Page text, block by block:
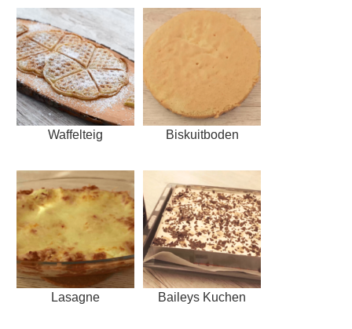
Waffelteig Biskuitboden
Lasagne Baileys Kuchen